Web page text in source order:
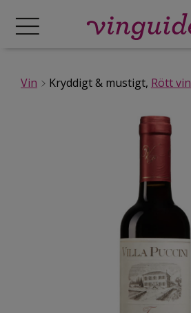
Vin Kryddigt & mustigt, Rött vin